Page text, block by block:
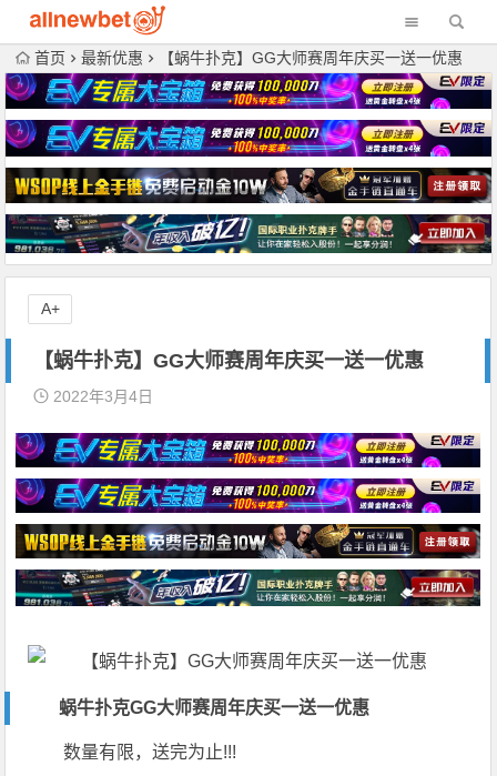
首页 最新优惠 【蜗牛扑克】GG大师赛周年庆买一送一优惠
【蜗牛扑克】GG大师赛周年庆买一送一优惠
2022年3月4日
蜗牛扑克GG大师赛周年庆买一送一优惠
数量有限，送完为止!!!
A+